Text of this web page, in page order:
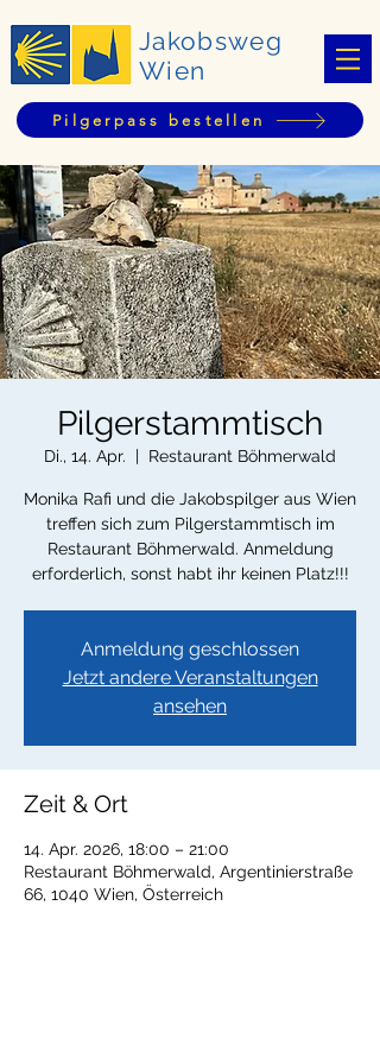
Jakobsweg
Wien
Pilgerpass bestellen
Pilgerstammtisch
Di., 14. Apr.
  |
Restaurant Böhmerwald
Monika Rafi und die Jakobspilger aus Wien
treffen sich zum Pilgerstammtisch im
Restaurant Böhmerwald. Anmeldung
erforderlich, sonst habt ihr keinen Platz!!!
Anmeldung geschlossen
Jetzt andere Veranstaltungen
ansehen
Zeit & Ort
14. Apr. 2026, 18:00 – 21:00
Restaurant Böhmerwald, Argentinierstraße
66, 1040 Wien, Österreich